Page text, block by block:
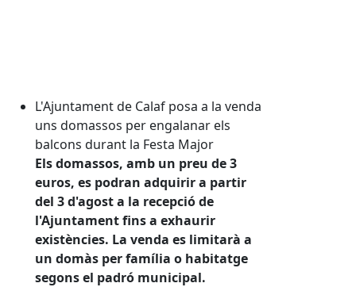
L'Ajuntament de Calaf posa a la venda
uns domassos per engalanar els
balcons durant la Festa Major
Els domassos, amb un preu de 3
euros, es podran adquirir a partir
del 3 d'agost a la recepció de
l'Ajuntament fins a exhaurir
existències. La venda es limitarà a
un domàs per família o habitatge
segons el padró municipal.